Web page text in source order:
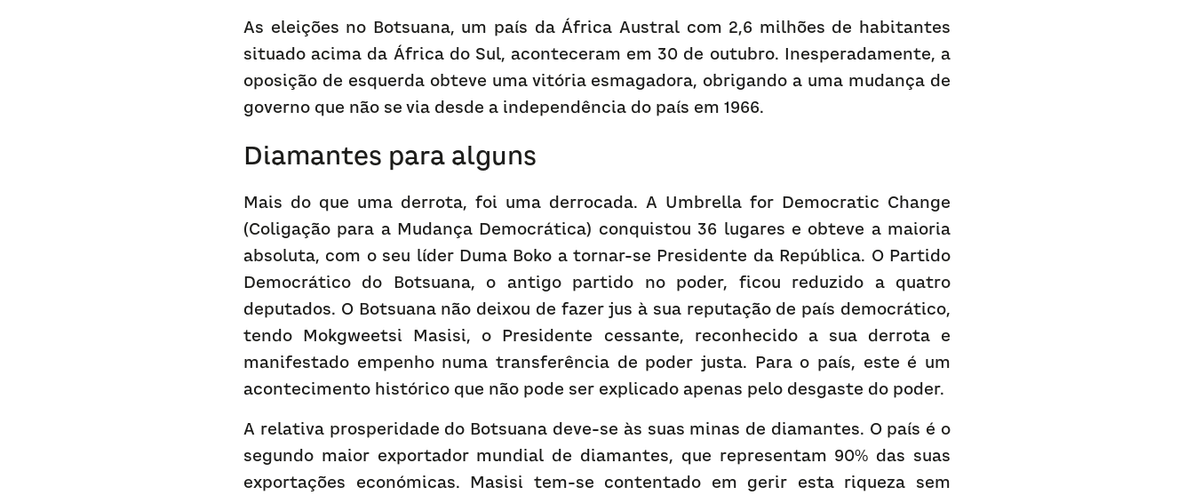
As eleições no Botsuana, um país da África Austral com 2,6 milhões de habitantes
situado acima da África do Sul, aconteceram em 30 de outubro. Inesperadamente, a
oposição de esquerda obteve uma vitória esmagadora, obrigando a uma mudança de
governo que não se via desde a independência do país em 1966.
Diamantes para alguns
Mais do que uma derrota, foi uma derrocada. A Umbrella for Democratic Change
(Coligação para a Mudança Democrática) conquistou 36 lugares e obteve a maioria
absoluta, com o seu líder Duma Boko a tornar-se Presidente da República. O Partido
Democrático do Botsuana, o antigo partido no poder, ficou reduzido a quatro
deputados. O Botsuana não deixou de fazer jus à sua reputação de país democrático,
tendo Mokgweetsi Masisi, o Presidente cessante, reconhecido a sua derrota e
manifestado empenho numa transferência de poder justa. Para o país, este é um
acontecimento histórico que não pode ser explicado apenas pelo desgaste do poder.
A relativa prosperidade do Botsuana deve-se às suas minas de diamantes. O país é o
segundo maior exportador mundial de diamantes, que representam 90% das suas
exportações económicas. Masisi tem-se contentado em gerir esta riqueza sem